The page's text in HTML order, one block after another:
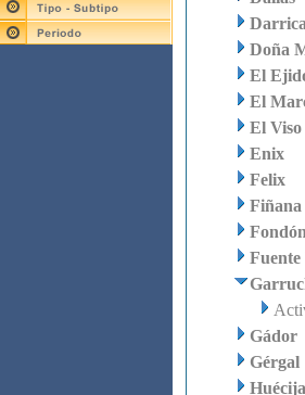
Doña
El
El
El Viso
Enix
Felix
Fiñana
Fondón
Gádor
Gérgal
Huécija